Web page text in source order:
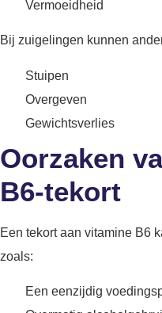
Vermoeidheid
Bij zuigelingen kunnen
Stuipen
Overgeven
Gewichtsverlies
Oorzaken
B6-tekort
Een tekort aan vitamine B6
zoals:
Een eenzijdig